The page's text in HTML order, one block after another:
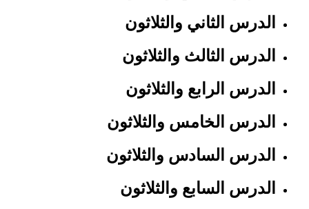
الدرس الثاني والثلاثون
الدرس الثالث والثلاثون
الدرس الرابع والثلاثون
الدرس الخامس والثلاثون
الدرس السادس والثلاثون
الدرس السابع والثلاثون